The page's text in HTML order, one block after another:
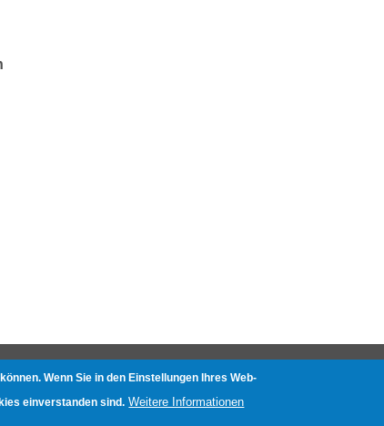
Wenn Sie in den Einstellungen Ihres Web-
einverstanden sind. Weitere Informationen